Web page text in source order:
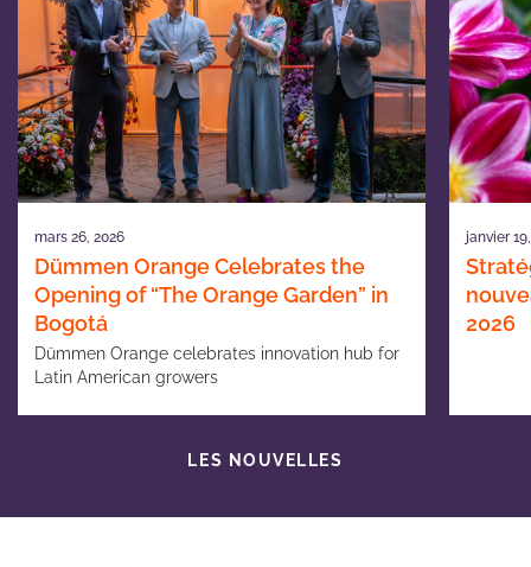
LES NOUVELLES
mars 26, 2026
Dümmen Orange Celebrates the
Opening of “The Orange Garden” in
Bogotá
Dümmen Orange celebrates innovation hub for
Latin American growers
janvier
2026